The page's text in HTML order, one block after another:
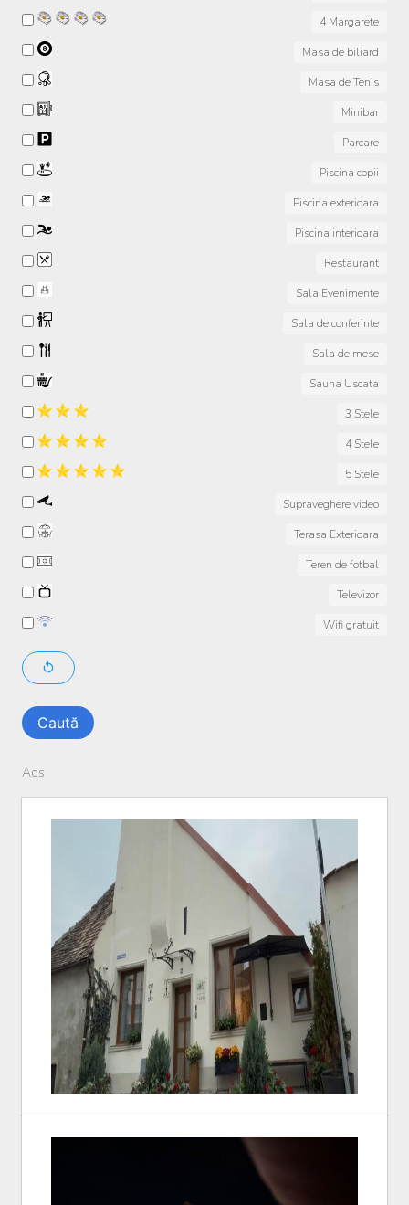
4 Margarete
Masa de biliard
Masa de Tenis
Minibar
Parcare
Piscina copii
Piscina exterioara
Piscina interioara
Restaurant
Sala Evenimente
Sala de conferinte
Sala de mese
Sauna Uscata
3 Stele
4 Stele
5 Stele
Supraveghere video
Terasa Exterioara
Teren de fotbal
Televizor
Wifi gratuit
Caută
Ads